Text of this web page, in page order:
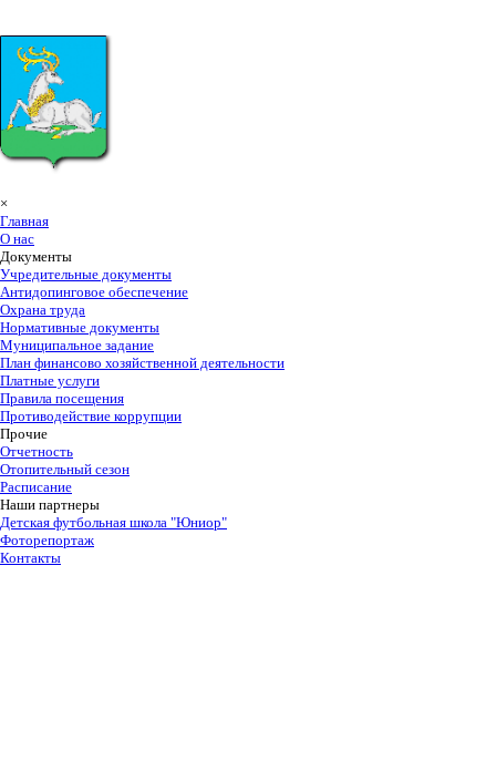
×
Главная
О нас
Документы
Учредительные документы
Антидопинговое обеспечение
Охрана труда
Нормативные документы
Муниципальное задание
План финансово хозяйственной деятельности
Платные услуги
Правила посещения
Противодействие коррупции
Прочие
Отчетность
Отопительный сезон
Расписание
Наши партнеры
Детская футбольная школа "Юниор"
Фоторепортаж
Контакты